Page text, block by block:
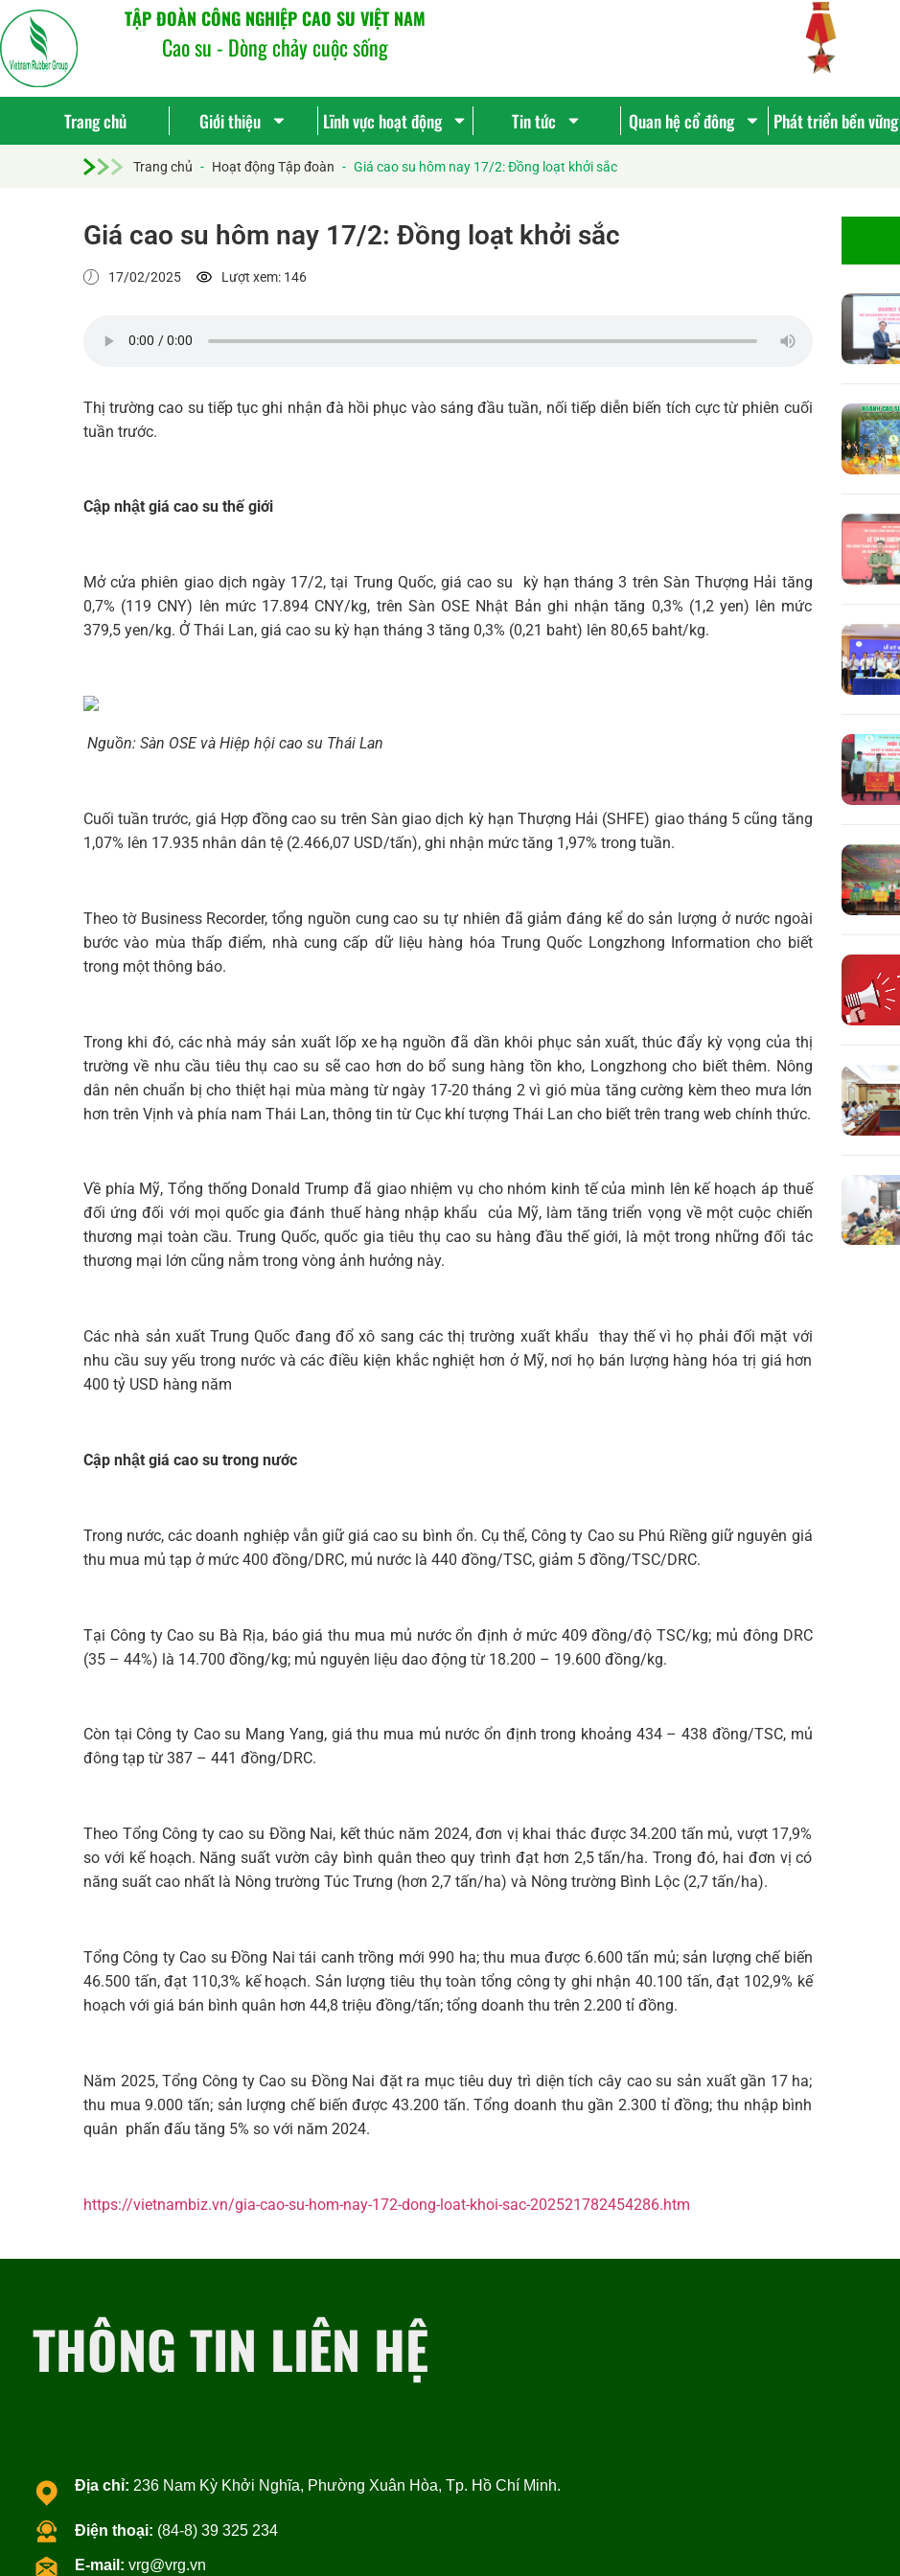
TẬP ĐOÀN CÔNG NGHIỆP CAO SU VIỆT NAM
Cao su - Dòng chảy cuộc sống
Trang chủ Giới thiệu Lĩnh vực hoạt động Tin tức Quan hệ cổ đông Phát triển bền vững
Trang chủ - Hoạt động Tập đoàn - Giá cao su hôm nay 17/2: Đồng loạt khởi sắc
Giá cao su hôm nay 17/2: Đồng loạt khởi sắc
17/02/2025 Lượt xem: 146
Thị trường cao su tiếp tục ghi nhận đà hồi phục vào sáng đầu tuần, nối tiếp diễn biến tích cực từ phiên cuối
tuần trước.
Cập nhật giá cao su thế giới
Mở cửa phiên giao dịch ngày 17/2, tại Trung Quốc, giá cao su kỳ hạn tháng 3 trên Sàn Thượng Hải tăng
0,7% (119 CNY) lên mức 17.894 CNY/kg, trên Sàn OSE Nhật Bản ghi nhận tăng 0,3% (1,2 yen) lên mức
379,5 yen/kg. Ở Thái Lan, giá cao su kỳ hạn tháng 3 tăng 0,3% (0,21 baht) lên 80,65 baht/kg.
Nguồn: Sàn OSE và Hiệp hội cao su Thái Lan
Cuối tuần trước, giá Hợp đồng cao su trên Sàn giao dịch kỳ hạn Thượng Hải (SHFE) giao tháng 5 cũng tăng
1,07% lên 17.935 nhân dân tệ (2.466,07 USD/tấn), ghi nhận mức tăng 1,97% trong tuần.
Theo tờ Business Recorder, tổng nguồn cung cao su tự nhiên đã giảm đáng kể do sản lượng ở nước ngoài
bước vào mùa thấp điểm, nhà cung cấp dữ liệu hàng hóa Trung Quốc Longzhong Information cho biết
trong một thông báo.
Trong khi đó, các nhà máy sản xuất lốp xe hạ nguồn đã dần khôi phục sản xuất, thúc đẩy kỳ vọng của thị
trường về nhu cầu tiêu thụ cao su sẽ cao hơn do bổ sung hàng tồn kho, Longzhong cho biết thêm. Nông
dân nên chuẩn bị cho thiệt hại mùa màng từ ngày 17-20 tháng 2 vì gió mùa tăng cường kèm theo mưa lớn
hơn trên Vịnh và phía nam Thái Lan, thông tin từ Cục khí tượng Thái Lan cho biết trên trang web chính thức.
Về phía Mỹ, Tổng thống Donald Trump đã giao nhiệm vụ cho nhóm kinh tế của mình lên kế hoạch áp thuế
đối ứng đối với mọi quốc gia đánh thuế hàng nhập khẩu của Mỹ, làm tăng triển vọng về một cuộc chiến
thương mại toàn cầu. Trung Quốc, quốc gia tiêu thụ cao su hàng đầu thế giới, là một trong những đối tác
thương mại lớn cũng nằm trong vòng ảnh hưởng này.
Các nhà sản xuất Trung Quốc đang đổ xô sang các thị trường xuất khẩu thay thế vì họ phải đối mặt với
nhu cầu suy yếu trong nước và các điều kiện khắc nghiệt hơn ở Mỹ, nơi họ bán lượng hàng hóa trị giá hơn
400 tỷ USD hàng năm
Cập nhật giá cao su trong nước
Trong nước, các doanh nghiệp vẫn giữ giá cao su bình ổn. Cụ thể, Công ty Cao su Phú Riềng giữ nguyên giá
thu mua mủ tạp ở mức 400 đồng/DRC, mủ nước là 440 đồng/TSC, giảm 5 đồng/TSC/DRC.
Tại Công ty Cao su Bà Rịa, báo giá thu mua mủ nước ổn định ở mức 409 đồng/độ TSC/kg; mủ đông DRC
(35 – 44%) là 14.700 đồng/kg; mủ nguyên liệu dao động từ 18.200 – 19.600 đồng/kg.
Còn tại Công ty Cao su Mang Yang, giá thu mua mủ nước ổn định trong khoảng 434 – 438 đồng/TSC, mủ
đông tạp từ 387 – 441 đồng/DRC.
Theo Tổng Công ty cao su Đồng Nai, kết thúc năm 2024, đơn vị khai thác được 34.200 tấn mủ, vượt 17,9%
so với kế hoạch. Năng suất vườn cây bình quân theo quy trình đạt hơn 2,5 tấn/ha. Trong đó, hai đơn vị có
năng suất cao nhất là Nông trường Túc Trưng (hơn 2,7 tấn/ha) và Nông trường Bình Lộc (2,7 tấn/ha).
Tổng Công ty Cao su Đồng Nai tái canh trồng mới 990 ha; thu mua được 6.600 tấn mủ; sản lượng chế biến
46.500 tấn, đạt 110,3% kế hoạch. Sản lượng tiêu thụ toàn tổng công ty ghi nhận 40.100 tấn, đạt 102,9% kế
hoạch với giá bán bình quân hơn 44,8 triệu đồng/tấn; tổng doanh thu trên 2.200 tỉ đồng.
Năm 2025, Tổng Công ty Cao su Đồng Nai đặt ra mục tiêu duy trì diện tích cây cao su sản xuất gần 17 ha;
thu mua 9.000 tấn; sản lượng chế biến được 43.200 tấn. Tổng doanh thu gần 2.300 tỉ đồng; thu nhập bình
quân phấn đấu tăng 5% so với năm 2024.
https://vietnambiz.vn/gia-cao-su-hom-nay-172-dong-loat-khoi-sac-202521782454286.htm
THÔNG TIN LIÊN HỆ
Địa chỉ: 236 Nam Kỳ Khởi Nghĩa, Phường Xuân Hòa, Tp. Hồ Chí Minh.
Điện thoại: (84-8) 39 325 234
E-mail: vrg@vrg.vn
kiếm...